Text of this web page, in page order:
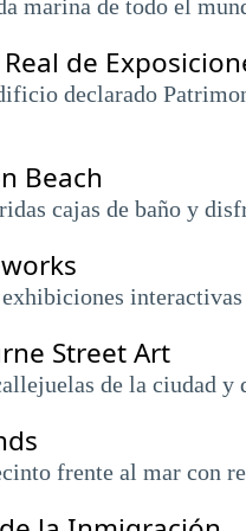
marina de todo el
de
declarado
Beach
cajas de baño y
Street Art
de la ciudad
frente al mar con